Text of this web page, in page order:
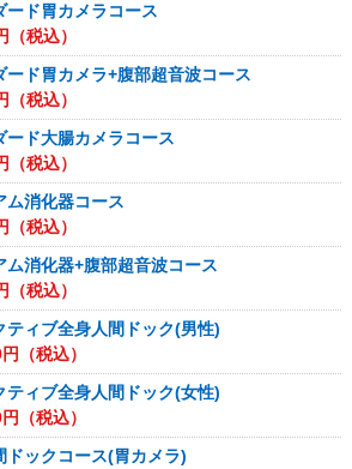
ード胃カメラコース
（税込）
ード胃カメラ+腹部超音波コース
（税込）
ード大腸カメラコース
（税込）
ム消化器コース
（税込）
ム消化器+腹部超音波コース
（税込）
ティブ全身人間ドック(男性)
円（税込）
ティブ全身人間ドック(女性)
円（税込）
ドックコース(胃カメラ)